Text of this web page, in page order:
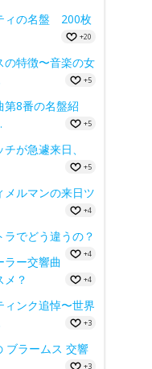
ィの名盤 200枚
+20
の特徴〜音楽の女
+5
第8番の名盤紹
+5
が急遽来日、
+5
メルマンの来日ツ
+4
でどう違うの？
+4
ラー交響曲
メ？
+4
ンク追悼〜世界
+3
ブラームス 交響
+3